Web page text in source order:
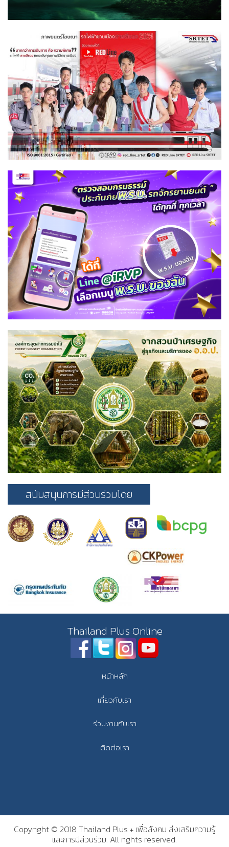
สนับสนุนการมีส่วนร่วมโดย
Thailand Plus Online
หน้าหลัก
เกี่ยวกับเรา
ร่วมงานกับเรา
ติดต่อเรา
Copyright © 2018 Thailand Plus + เพื่อสังคม ส่งเสริมความรู้
และการมีส่วนร่วม. All rights reserved.